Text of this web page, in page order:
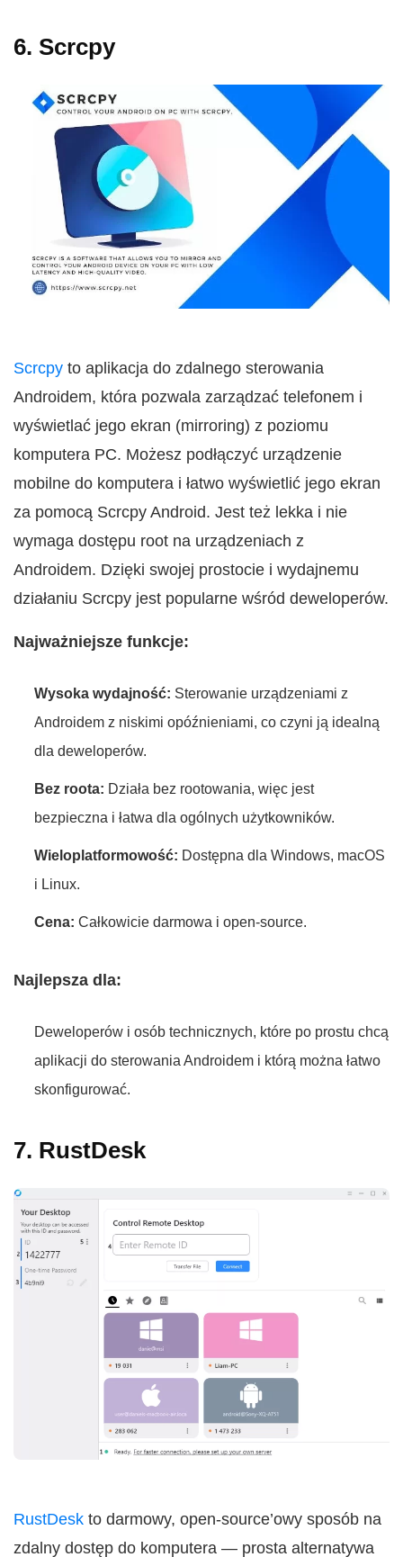
6. Scrcpy
Scrcpy to aplikacja do zdalnego sterowania
Androidem, która pozwala zarządzać telefonem i
wyświetlać jego ekran (mirroring) z poziomu
komputera PC. Możesz podłączyć urządzenie
mobilne do komputera i łatwo wyświetlić jego ekran
za pomocą Scrcpy Android. Jest też lekka i nie
wymaga dostępu root na urządzeniach z
Androidem. Dzięki swojej prostocie i wydajnemu
działaniu Scrcpy jest popularne wśród deweloperów.
Najważniejsze funkcje:
Wysoka wydajność: Sterowanie urządzeniami z
Androidem z niskimi opóźnieniami, co czyni ją idealną
dla deweloperów.
Bez roota: Działa bez rootowania, więc jest
bezpieczna i łatwa dla ogólnych użytkowników.
Wieloplatformowość: Dostępna dla Windows, macOS
i Linux.
Cena: Całkowicie darmowa i open-source.
Najlepsza dla:
Deweloperów i osób technicznych, które po prostu chcą
aplikacji do sterowania Androidem i którą można łatwo
skonfigurować.
7. RustDesk
RustDesk to darmowy, open-source’owy sposób na
zdalny dostęp do komputera — prosta alternatywa